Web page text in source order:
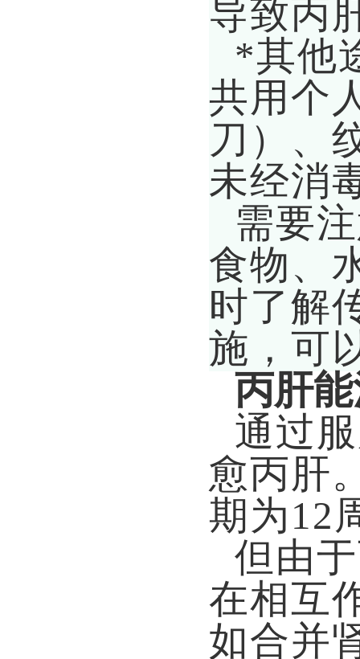
导致丙
*其他
共用个
刀）、
未经消
需要
食物、
时了解
施，可
丙肝
通过
愈丙肝
期为12
但由
在相互
如合并